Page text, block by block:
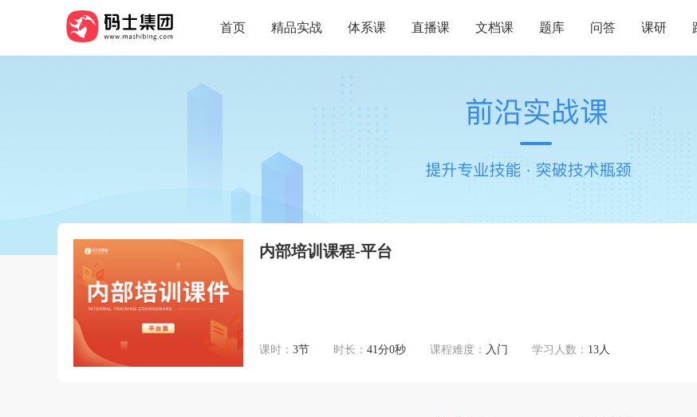
首页 精品实战 体系课 直播课 文档课 题库 问答 课研
内部培训课程-平台
课时： 3节 时长： 41分0秒 课程难度： 入门 学习人数： 13人